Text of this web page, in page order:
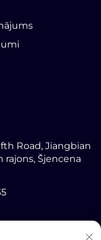
Road, Jiangbian
rajons, Šjencena